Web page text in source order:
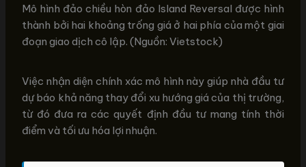
Mô hình đảo chiều hòn đảo Island Reversal được hình
thành bởi hai khoảng trống giá ở hai phía của một giai
đoạn giao dịch cô lập. (Nguồn: Vietstock)
Việc nhận diện chính xác mô hình này giúp nhà đầu tư
dự báo khả năng thay đổi xu hướng giá của thị trường,
từ đó đưa ra các quyết định đầu tư mang tính thời
điểm và tối ưu hóa lợi nhuận.